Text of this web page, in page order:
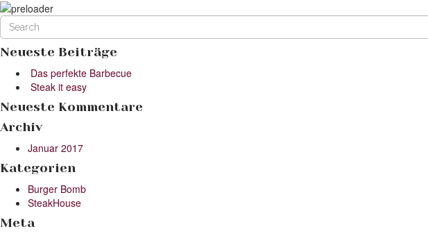
Neueste Beiträge
Das perfekte Barbecue
Steak it easy
Neueste Kommentare
Archiv
Januar 2017
Kategorien
Burger Bomb
SteakHouse
Meta